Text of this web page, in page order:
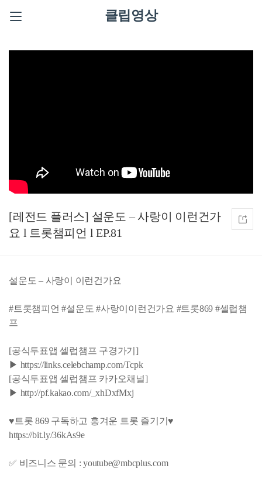
클립영상
[레전드 플러스] 설운도 – 사랑이 이런건가
요 l 트롯챔피언 l EP.81
설운도 – 사랑이 이런건가요
#트롯챔피언 #설운도 #사랑이이런건가요 #트롯869 #셀럽챔
프
[공식투표앱 셀럽챔프 구경가기]
▶ https://links.celebchamp.com/Tcpk
[공식투표앱 셀럽챔프 카카오채널]
▶ http://pf.kakao.com/_xhDxfMxj
♥트롯 869 구독하고 흥겨운 트롯 즐기기♥
https://bit.ly/36kAs9e
✅ 비즈니스 문의 : youtube@mbcplus.com